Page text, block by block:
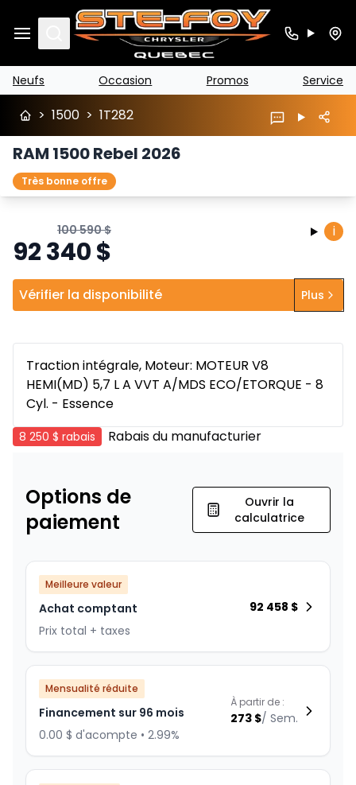
Search
Neufs Occasion Promos Service
> 1500 > 1T282
RAM 1500 Rebel 2026
Très bonne offre
100 590$
92 340$
i
Vérifier la disponibilité Plus
Traction intégrale, Moteur: MOTEUR V8
HEMI(MD) 5,7 L A VVT A/MDS ECO/ETORQUE - 8
Cyl. - Essence
8 250 $ rabais Rabais du manufacturier
Options de
paiement
Ouvrir la
calculatrice
Meilleure valeur
Achat comptant
Prix total + taxes
92 458 $
Mensualité réduite
Financement sur 96 mois
0.00 $ d'acompte • 2.99%
À partir de :
273 $/ Sem.